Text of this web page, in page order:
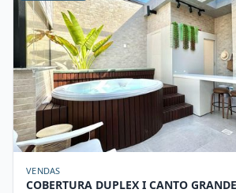
VENDAS
COBERTURA DUPLEX I CANTO GRANDE